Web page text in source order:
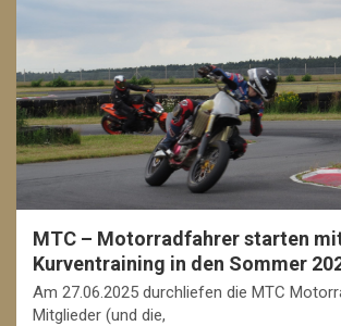
MTC – Motorradfahrer starten
Kurventraining in den Sommer
Am 27.06.2025 durchliefen die MTC
Mitglieder (und die,